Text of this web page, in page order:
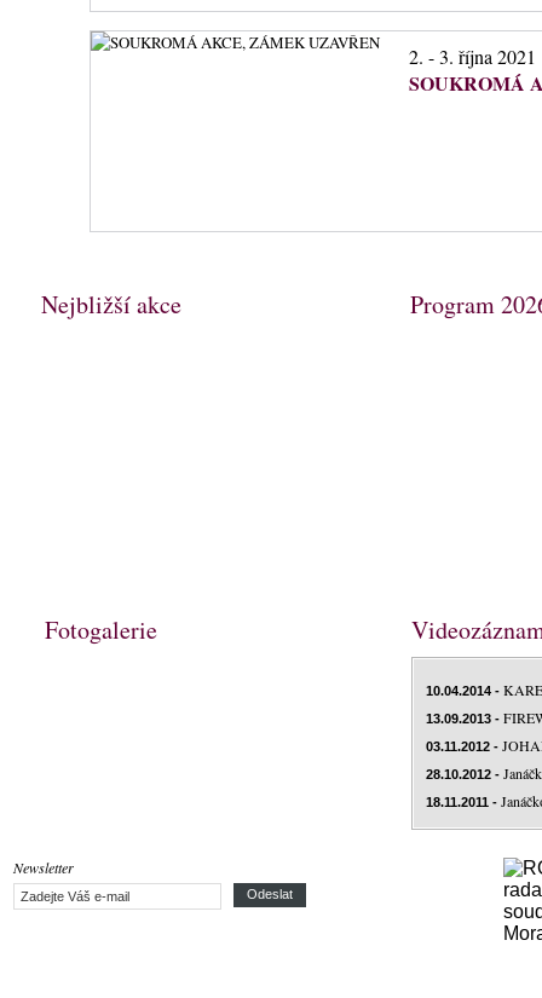
2. - 3. října 2021
SOUKROMÁ
Nejbližší akce Program
Fotogalerie
10.04.2014 -
13.09.2013 -
03.11.2012 -
28.10.2012 -
18.11.2011 -
Newsletter
Odeslat